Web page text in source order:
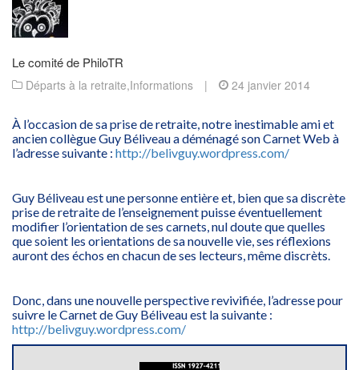
Le comité de PhiloTR
Départs à la retraite,Informations | 24 janvier 2014
À l’occasion de sa prise de retraite, notre inestimable ami et
ancien collègue Guy Béliveau a déménagé son Carnet Web à
l’adresse suivante : http://belivguy.wordpress.com/
Guy Béliveau est une personne entière et, bien que sa discrète
prise de retraite de l’enseignement puisse éventuellement
modifier l’orientation de ses carnets, nul doute que quelles
que soient les orientations de sa nouvelle vie, ses réflexions
auront des échos en chacun de ses lecteurs, même discrèts.
Donc, dans une nouvelle perspective revivifiée, l’adresse pour
suivre le Carnet de Guy Béliveau est la suivante :
http://belivguy.wordpress.com/